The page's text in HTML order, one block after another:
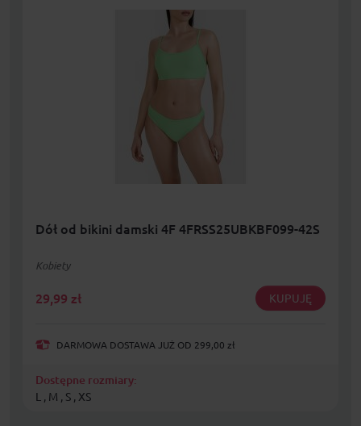
Dół od bikini damski 4F 4FRSS25UBKBF099-42S
Kobiety
29,99 zł KUPUJĘ
DARMOWA DOSTAWA JUŻ OD 299,00 zł
Dostępne rozmiary:
L , M , S , XS